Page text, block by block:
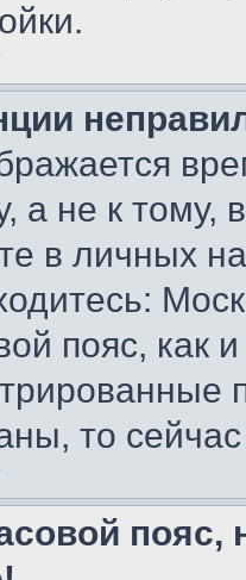
а не к тому,
в личных
пояс, как
то
пояс,